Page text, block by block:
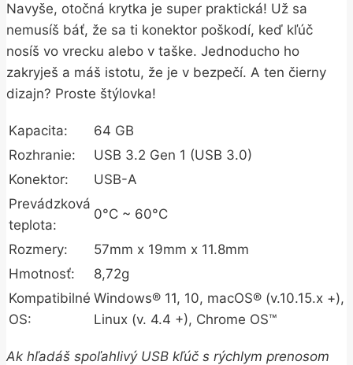
Navyše, otočná krytka je super praktická! Už sa
nemusíš báť, že sa ti konektor poškodí, keď kľúč
nosíš vo vrecku alebo v taške. Jednoducho ho
zakryješ a máš istotu, že je v bezpečí. A ten čierny
dizajn? Proste štýlovka!
Kapacita:
64 GB
Rozhranie:
USB 3.2 Gen 1 (USB 3.0)
Konektor:
USB-A
Prevádzková
teplota:
0°C ~ 60°C
Rozmery:
57mm x 19mm x 11.8mm
Hmotnosť:
8,72g
Kompatibilné
OS:
Windows® 11, 10, macOS® (v.10.15.x +),
Linux (v. 4.4 +), Chrome OS™
Ak hľadáš spoľahlivý USB kľúč s rýchlym prenosom